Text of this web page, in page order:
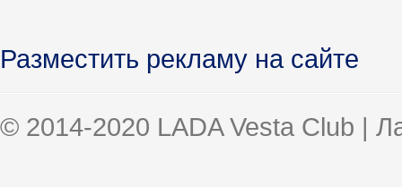
Разместить рекламу на сайте
© 2014-2020 LADA Vesta Club |